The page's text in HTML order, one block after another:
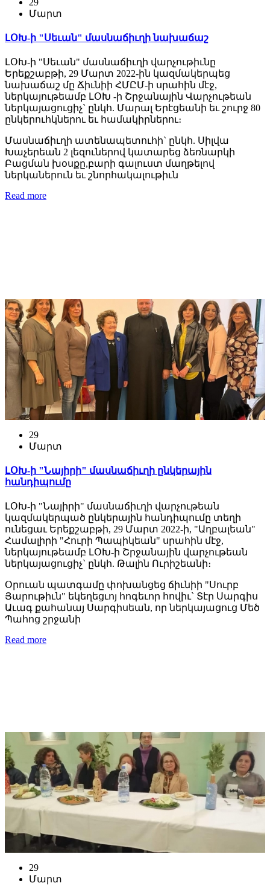
Մարտ
ԼՕԽ-ի "Սեւան" մասնաճիւղի նախաճաշ
ԼՕԽ-ի "Սեւան" մասնաճիւղի վարչութիւնը
Երեքշաբթի, 29 Մարտ 2022-ին կազմակերպեց
նախաճաշ մը Ճիւնիի ՀՄԸՄ-ի սրահին մէջ,
ներկայութեամբ ԼՕԽ -ի Շրջանային Վարչութեան
ներկայացուցիչ` ընկհ. Մարալ Երէցեանի եւ շուրջ 80
ընկերուհկներու եւ համակիրներու։
Մասնաճիւղի ատենապետուհի` ընկհ. Սիլվա
Խաչերեան 2 լեզուներով կատարեց ձեռնարկի
Բացման խօսքը,բարի գալուստ մաղթելով
ներկաներուն եւ շնորհակալութիւն
Read more
29
Մարտ
ԼՕԽ-ի "Նայիրի" մասնաճիւղի ընկերային
հանդիպումը
ԼՕԽ-ի "Նայիրի" մասնաճիւղի վարչութեան
կազմակերպած ընկերային հանդիպումը տեղի
ունեցաւ Երեքշաբթի, 29 Մարտ 2022-ի, "Աղբալեան"
Համալիրի "Հուրի Պապիկեան" սրահին մէջ,
ներկայութեամբ ԼՕԽ-ի Շրջանային վարչութեան
ներկայացուցիչ` ընկհ. Թալին Ուրիշեանի։
Օրուան պատգամը փոխանցեց ճիւնիի "Սուրբ
Յարութիւն" եկեղեցւոյ հոգեւոր հովիւ` Տէր Սարգիս
Աւագ քահանայ Սարգիսեան, որ ներկայացուց Մեծ
Պահոց շրջանի
Read more
29
Մարտ